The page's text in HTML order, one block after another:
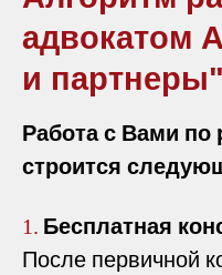
адвокатом
и партнеры"
Работа с Вами
строится
1. Бесплатная
После первичной